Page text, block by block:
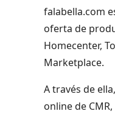
falabella.com
oferta de
Homecenter,
Marketplace.
A través de
online de